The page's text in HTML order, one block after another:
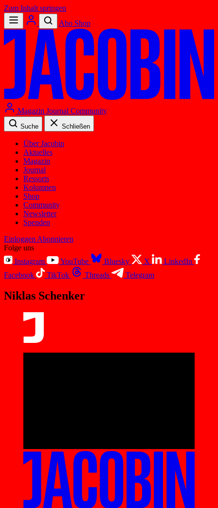
Zum Inhalt springen
Abo Shop
Magazin Journal Community
Suche Schließen
Über Jacobin
Aktuelles
Magazin
Journal
Ressorts
Kolumnen
Shop
Community
Newsletter
Spenden
Einloggen Abonnieren
Folge uns
Instagram
YouTube Bluesky X
LinkedIn
Facebook
TikTok Threads Telegram
Niklas Schenker